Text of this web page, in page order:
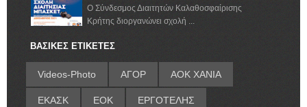
Ο Σύνδεσμος Διαιτητών Καλαθοσφαίρισης
Κρήτης διοργανώνει σχολή ...
ΒΑΣΙΚΕΣ ΕΤΙΚΕΤΕΣ
Videos-Photo ΑΓΟΡ ΑΟΚ ΧΑΝΙΑ
ΕΚΑΣΚ ΕΟΚ ΕΡΓΟΤΕΛΗΣ